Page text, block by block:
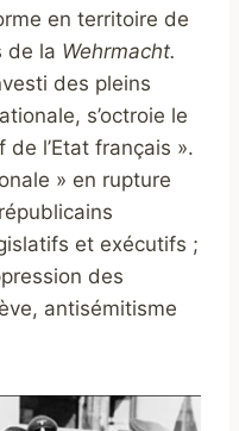
en territoire de
de la Wehrmacht.
des pleins
s’octroie le
l’Etat français ».
» en rupture
et exécutifs ;
des
antisémitisme